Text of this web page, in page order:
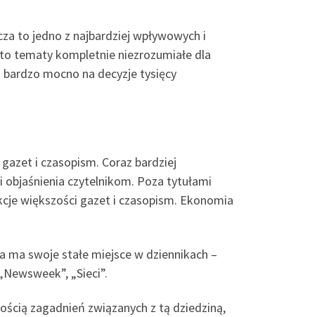
to jedno z najbardziej wpływowych i
tematy kompletnie niezrozumiałe dla
mocno na decyzje tysięcy
i czasopism. Coraz bardziej
czytelnikom. Poza tytułami
większości gazet i czasopism. Ekonomia
swoje stałe miejsce w dziennikach –
„Sieci”.
zagadnień związanych z tą dziedziną,